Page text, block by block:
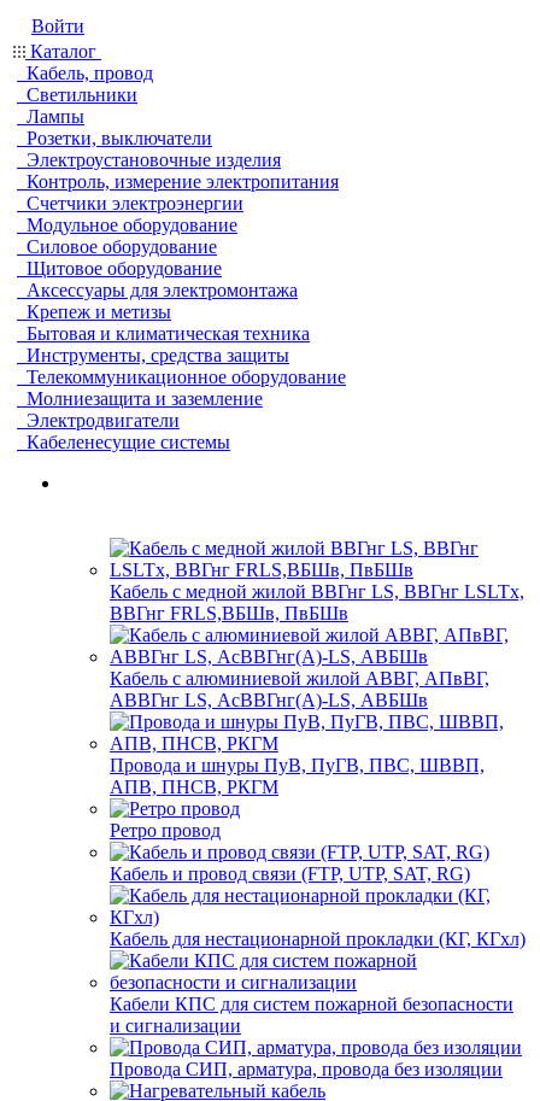
Войти
Каталог
Кабель, провод
Светильники
Лампы
Розетки, выключатели
Электроустановочные изделия
Контроль, измерение электропитания
Счетчики электроэнергии
Модульное оборудование
Силовое оборудование
Щитовое оборудование
Аксессуары для электромонтажа
Крепеж и метизы
Бытовая и климатическая техника
Инструменты, средства защиты
Телекоммуникационное оборудование
Молниезащита и заземление
Электродвигатели
Кабеленесущие системы
Кабель с медной жилой ВВГнг LS, ВВГнг LSLTx,
ВВГнг FRLS,ВБШв, ПвБШв
Кабель с алюминиевой жилой АВВГ, АПвВГ,
АВВГнг LS, АсВВГнг(А)-LS, АВБШв
Провода и шнуры ПуВ, ПуГВ, ПВС, ШВВП,
АПВ, ПНСВ, РКГМ
Ретро провод
Кабель и провод связи (FTP, UTP, SAT, RG)
Кабель для нестационарной прокладки (КГ, КГхл)
Кабели КПС для систем пожарной безопасности
и сигнализации
Провода СИП, арматура, провода без изоляции